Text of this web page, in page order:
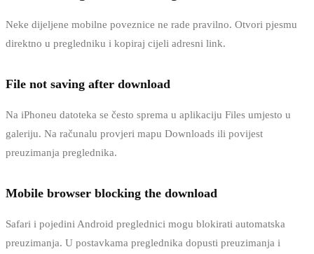
Neke dijeljene mobilne poveznice ne rade pravilno. Otvori pjesmu
direktno u pregledniku i kopiraj cijeli adresni link.
File not saving after download
Na iPhoneu datoteka se često sprema u aplikaciju Files umjesto u
galeriju. Na računalu provjeri mapu Downloads ili povijest
preuzimanja preglednika.
Mobile browser blocking the download
Safari i pojedini Android preglednici mogu blokirati automatska
preuzimanja. U postavkama preglednika dopusti preuzimanja i